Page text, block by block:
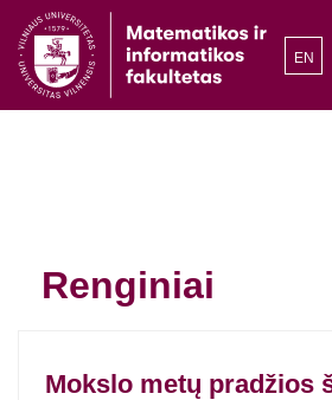
EN
Renginiai
Mokslo metų pradžios